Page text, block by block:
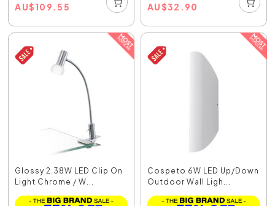
AU$109.55 AU$32.90
Glossy 2.38W LED Clip On
Light Chrome / W...
Cospeto 6W LED Up/Down
Outdoor Wall Ligh...